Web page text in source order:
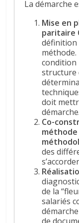
La démarche
Mise en
paritaire
définition
condition
structure
doit
démarche.
Co-
méthode
des
de la
salariés